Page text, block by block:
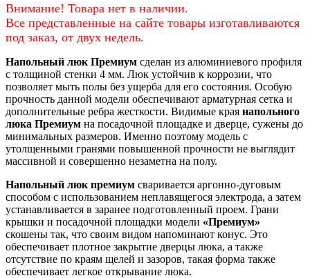
Внимание! Товара нет в наличии.
Все представленные на сайте товары изготавливаются
под заказ, от двух недель.
Напольный люк Премиум сделан из алюминиевого профиля
с толщиной стенки 4 мм. Люк устойчив к коррозии, что
позволяет мыть полы без ущерба для его состояния. Особую
прочность данной модели обеспечивают арматурная сетка и
дополнительные ребра жесткости. Видимые края напольного
люка Премиум на посадочной площадке и дверце, сужены до
минимальных размеров. Именно поэтому модель с
утолщенными гранями повышенной прочности не выглядит
массивной и совершенно незаметна на полу.
Напольный люк премиум сваривается аргонно-дуговым
способом с использованием неплавящегося электрода, а затем
устанавливается в заранее подготовленный проем. Грани
крышки и посадочной площадки модели «Премиум»
скошены так, что своим видом напоминают конус. Это
обеспечивает плотное закрытие дверцы люка, а также
отсутствие по краям щелей и зазоров, такая форма также
обеспечивает легкое открывание люка.